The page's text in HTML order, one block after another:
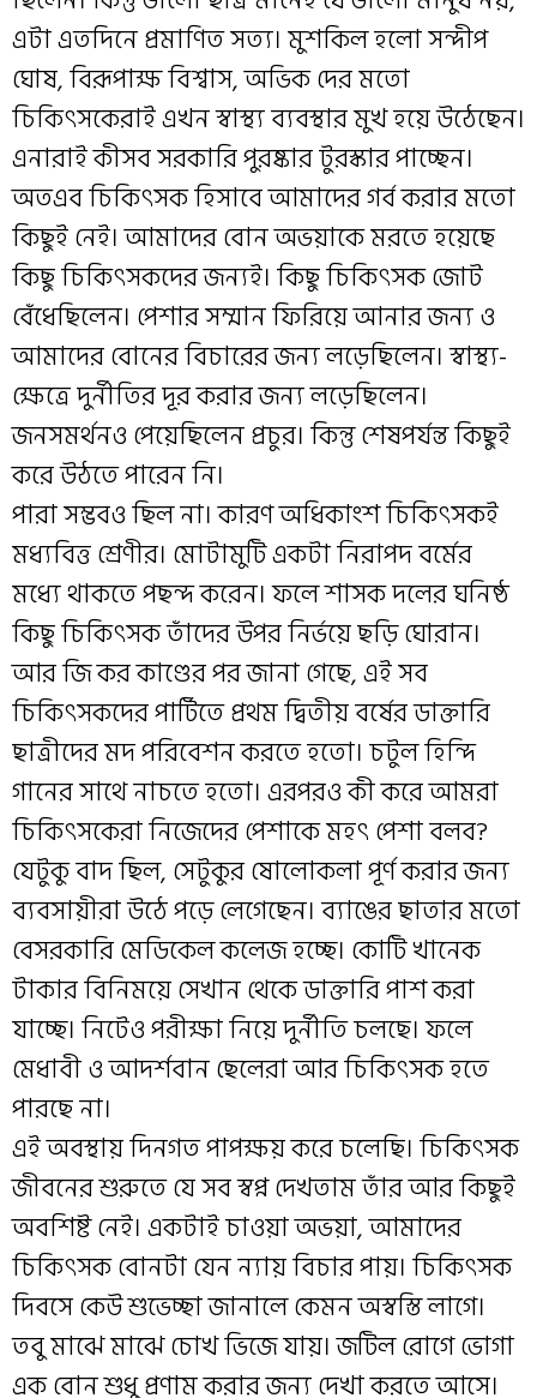
এটা এতদিনে প্রমাণিত সত্য। মুশকিল হলো সন্দীপ
ঘোষ, বিরূপাক্ষ বিশ্বাস, অভিক দের মতো
চিকিৎসকেরাই এখন স্বাস্থ্য ব্যবস্থার মুখ হয়ে উঠেছেন।
এনারাই কীসব সরকারি পুরষ্কার টুরস্কার পাচ্ছেন।
অতএব চিকিৎসক হিসাবে আমাদের গর্ব করার মতো
কিছুই নেই। আমাদের বোন অভয়াকে মরতে হয়েছে
কিছু চিকিৎসকদের জন্যই। কিছু চিকিৎসক জোট
বেঁধেছিলেন। পেশার সম্মান ফিরিয়ে আনার জন্য ও
আমাদের বোনের বিচারের জন্য লড়েছিলেন। স্বাস্থ্য-
ক্ষেত্রে দুর্নীতির দূর করার জন্য লড়েছিলেন।
জনসমর্থনও পেয়েছিলেন প্রচুর। কিন্তু শেষপর্যন্ত কিছুই
করে উঠতে পারেন নি।
পারা সম্ভবও ছিল না। কারণ অধিকাংশ চিকিৎসকই
মধ্যবিত্ত শ্রেণীর। মোটামুটি একটা নিরাপদ বর্মের
মধ্যে থাকতে পছন্দ করেন। ফলে শাসক দলের ঘনিষ্ঠ
কিছু চিকিৎসক তাঁদের উপর নির্ভয়ে ছড়ি ঘোরান।
আর জি কর কাণ্ডের পর জানা গেছে, এই সব
চিকিৎসকদের পার্টিতে প্রথম দ্বিতীয় বর্ষের ডাক্তারি
ছাত্রীদের মদ পরিবেশন করতে হতো। চটুল হিন্দি
গানের সাথে নাচতে হতো। এরপরও কী করে আমরা
চিকিৎসকেরা নিজেদের পেশাকে মহৎ পেশা বলব?
যেটুকু বাদ ছিল, সেটুকুর ষোলোকলা পূর্ণ করার জন্য
ব্যবসায়ীরা উঠে পড়ে লেগেছেন। ব্যাঙের ছাতার মতো
বেসরকারি মেডিকেল কলেজ হচ্ছে। কোটি খানেক
টাকার বিনিময়ে সেখান থেকে ডাক্তারি পাশ করা
যাচ্ছে। নিটেও পরীক্ষা নিয়ে দুর্নীতি চলছে। ফলে
মেধাবী ও আদর্শবান ছেলেরা আর চিকিৎসক হতে
পারছে না।
এই অবস্থায় দিনগত পাপক্ষয় করে চলেছি। চিকিৎসক
জীবনের শুরুতে যে সব স্বপ্ন দেখতাম তাঁর আর কিছুই
অবশিষ্ট নেই। একটাই চাওয়া অভয়া, আমাদের
চিকিৎসক বোনটা যেন ন্যায় বিচার পায়। চিকিৎসক
দিবসে কেউ শুভেচ্ছা জানালে কেমন অস্বস্তি লাগে।
তবু মাঝে মাঝে চোখ ভিজে যায়। জটিল রোগে ভোগা
এক বোন শুধু প্রণাম করার জন্য দেখা করতে আসে।